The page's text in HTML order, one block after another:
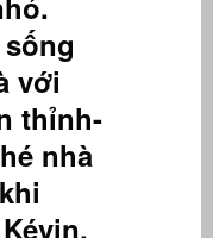
với
thỉnh-
nhà